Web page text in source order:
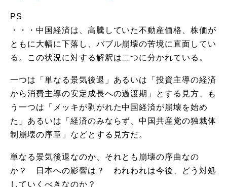
PS
・・・中国経済は、高騰していた不動産価格、株価が
ともに大幅に下落し、バブル崩壊の苦境に直面してい
る。この状況に対する解釈は二つに分かれている。
一つは「単なる景気後退」あるいは「投資主導の経済
から消費主導の安定成長への過渡期」とする見方、も
う一つは「メッキが剥がれた中国経済が崩壊を始め
た」あるいは「経済のみならず、中国共産党の独裁体
制崩壊の序章」などとする見方だ。
単なる景気後退なのか、それとも崩壊の序曲なの
か？ 日本への影響は？ われわれは今後、どう対処
していくべきなのか？